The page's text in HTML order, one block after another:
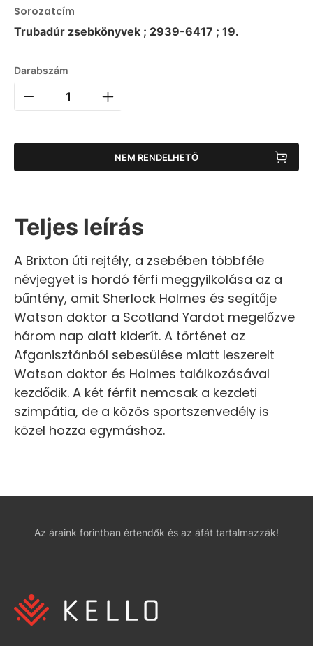
Sorozatcím
Trubadúr zsebkönyvek ; 2939-6417 ; 19.
Darabszám
NEM RENDELHETŐ
Teljes leírás
A Brixton úti rejtély, a zsebében többféle
névjegyet is hordó férfi meggyilkolása az a
bűntény, amit Sherlock Holmes és segítője
Watson doktor a Scotland Yardot megelőzve
három nap alatt kiderít. A történet az
Afganisztánból sebesülése miatt leszerelt
Watson doktor és Holmes találkozásával
kezdődik. A két férfit nemcsak a kezdeti
szimpátia, de a közös sportszenvedély is
közel hozza egymáshoz.
Az áraink forintban értendők és az áfát tartalmazzák!